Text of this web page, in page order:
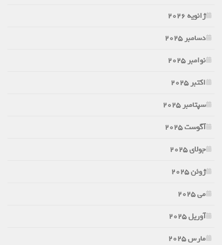
ژانویه 2026
دسامبر 2025
نوامبر 2025
اکتبر 2025
سپتامبر 2025
آگوست 2025
جولای 2025
ژوئن 2025
می 2025
آوریل 2025
مارس 2025